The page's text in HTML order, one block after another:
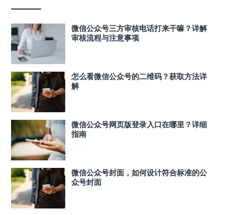
微信公众号三方审核电话打来干嘛？详解
审核流程与注意事项
怎么看微信公众号的二维码？获取方法详
解
微信公众号网页版登录入口在哪里？详细
指南
微信公众号封面，如何设计符合标准的公
众号封面